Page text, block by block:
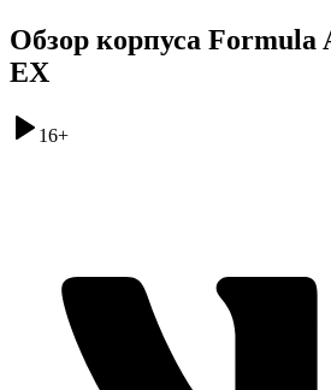
Обзор корпуса Formula
EX
16+